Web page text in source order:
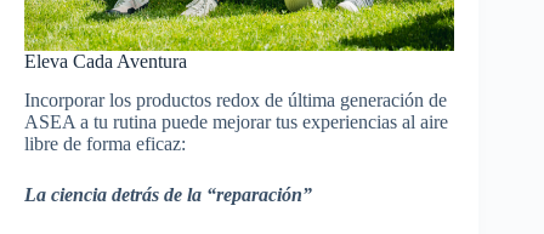
Eleva Cada Aventura
Incorporar los productos redox de última generación de
ASEA a tu rutina puede mejorar tus experiencias al aire
libre de forma eficaz:
La ciencia detrás de la “reparación”